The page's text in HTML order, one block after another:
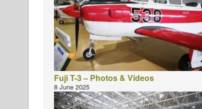
Fuji T-3 – Photos & Videos
8 June 2025